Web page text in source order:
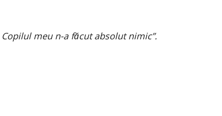
meu n-a făcut absolut nimic”.